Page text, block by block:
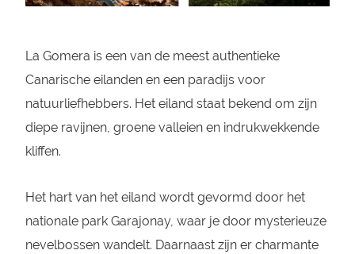
La Gomera is een van de meest authentieke
Canarische eilanden en een paradijs voor
natuurliefhebbers. Het eiland staat bekend om zijn
diepe ravijnen, groene valleien en indrukwekkende
kliffen.
Het hart van het eiland wordt gevormd door het
nationale park Garajonay, waar je door mysterieuze
nevelbossen wandelt. Daarnaast zijn er charmante